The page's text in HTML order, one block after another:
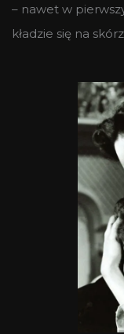
– nawet w
kładzie się na